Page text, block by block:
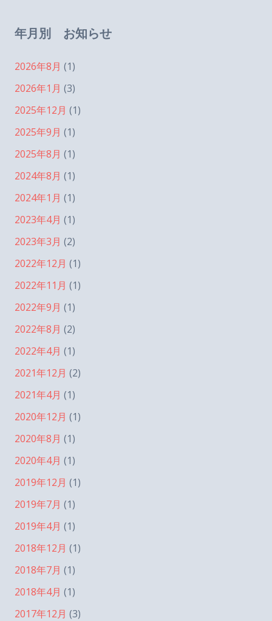
年月別 お知らせ
2026年8月 (1)
2026年1月 (3)
2025年12月 (1)
2025年9月 (1)
2025年8月 (1)
2024年8月 (1)
2024年1月 (1)
2023年4月 (1)
2023年3月 (2)
2022年12月 (1)
2022年11月 (1)
2022年9月 (1)
2022年8月 (2)
2022年4月 (1)
2021年12月 (2)
2021年4月 (1)
2020年12月 (1)
2020年8月 (1)
2020年4月 (1)
2019年12月 (1)
2019年7月 (1)
2019年4月 (1)
2018年12月 (1)
2018年7月 (1)
2018年4月 (1)
2017年12月 (3)